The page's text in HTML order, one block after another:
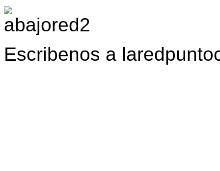
Escribenos a